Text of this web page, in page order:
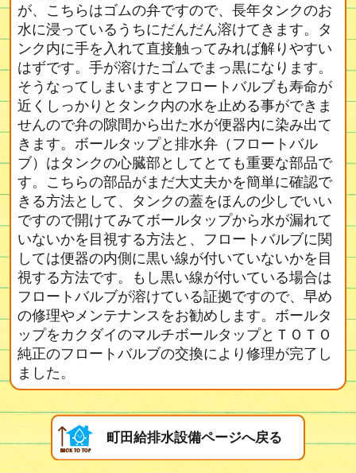
が、こちらはゴムの弁ですので、長年タンクのお
水に浸っているうちにだんだん溶けてきます。タ
ンク内に手を入れて直接触ってみれば解りやすい
はずです。手が溶けたゴムでまっ黒になります。
そうなってしまいますとフロートバルブも寿命が
近くしっかりとタンク内の水を止める事ができま
せんので弁の隙間から出た水が便器内に染み出て
きます。ボールタップと排水弁（フロートバル
ブ）はタンクの心臓部としてとても重要な部品で
す。こちらの部品がまだ大丈夫かを簡単に確認で
きる方法として、タンクの蓋をほんの少しでいい
ですので開けてみてボールタップから水が漏れて
いないかを目視する方法と、フロートバルブに関
しては便器の内側に黒い線が付いていないかを目
視する方法です。もし黒い線が付いている場合は
フロートバルブが溶けている証拠ですので、早め
の修理やメンテナンスをお勧めします。ボールタ
ップをカクダイのマルチボールタップとＴＯＴＯ
純正のフロートバルブの交換により修理が完了し
ました。
町田給排水設備ページへ戻る